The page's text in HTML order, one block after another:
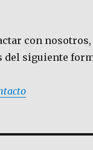
con
del siguiente